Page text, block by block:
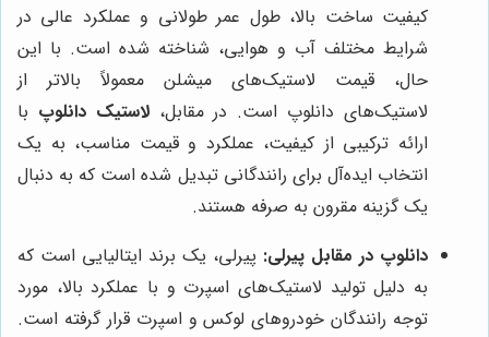
کیفیت ساخت بالا، طول عمر طولانی و عملکرد عالی در
شرایط مختلف آب و هوایی، شناخته شده است. با این
حال، قیمت لاستیک‌های میشلن معمولاً بالاتر از
لاستیک‌های دانلوپ است. در مقابل،لاستیک دانلوپ با
ارائه ترکیبی از کیفیت، عملکرد و قیمت مناسب، به یک
انتخاب ایده‌آل برای رانندگانی تبدیل شده است که به دنبال
یک گزینه مقرون به صرفه هستند.
دانلوپ در مقابل پیرلی: پیرلی، یک برند ایتالیایی است که
به دلیل تولید لاستیک‌های اسپرت و با عملکرد بالا، مورد
توجه رانندگان خودروهای لوکس و اسپرت قرار گرفته است.